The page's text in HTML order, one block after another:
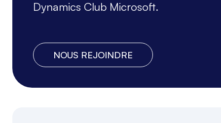
Dynamics Club Microsoft.
NOUS REJOINDRE